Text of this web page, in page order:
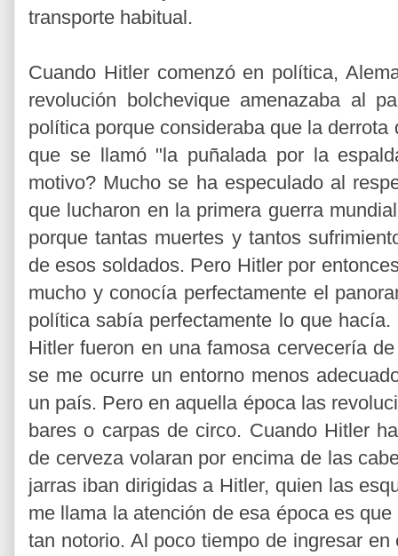
transporte habitual.
Cuando Hitler comenzó en política,
revolución bolchevique amenazaba al
política porque consideraba que la
que se llamó "la puñalada por la
motivo? Mucho se ha especulado al
que lucharon en la primera guerra
porque tantas muertes y tantos
de esos soldados. Pero Hitler por
mucho y conocía perfectamente el
política sabía perfectamente lo que
Hitler fueron en una famosa cervecería
se me ocurre un entorno menos
un país. Pero en aquella época las
bares o carpas de circo. Cuando Hitler
de cerveza volaran por encima de las
jarras iban dirigidas a Hitler, quien las
me llama la atención de esa época es
tan notorio. Al poco tiempo de ingresar